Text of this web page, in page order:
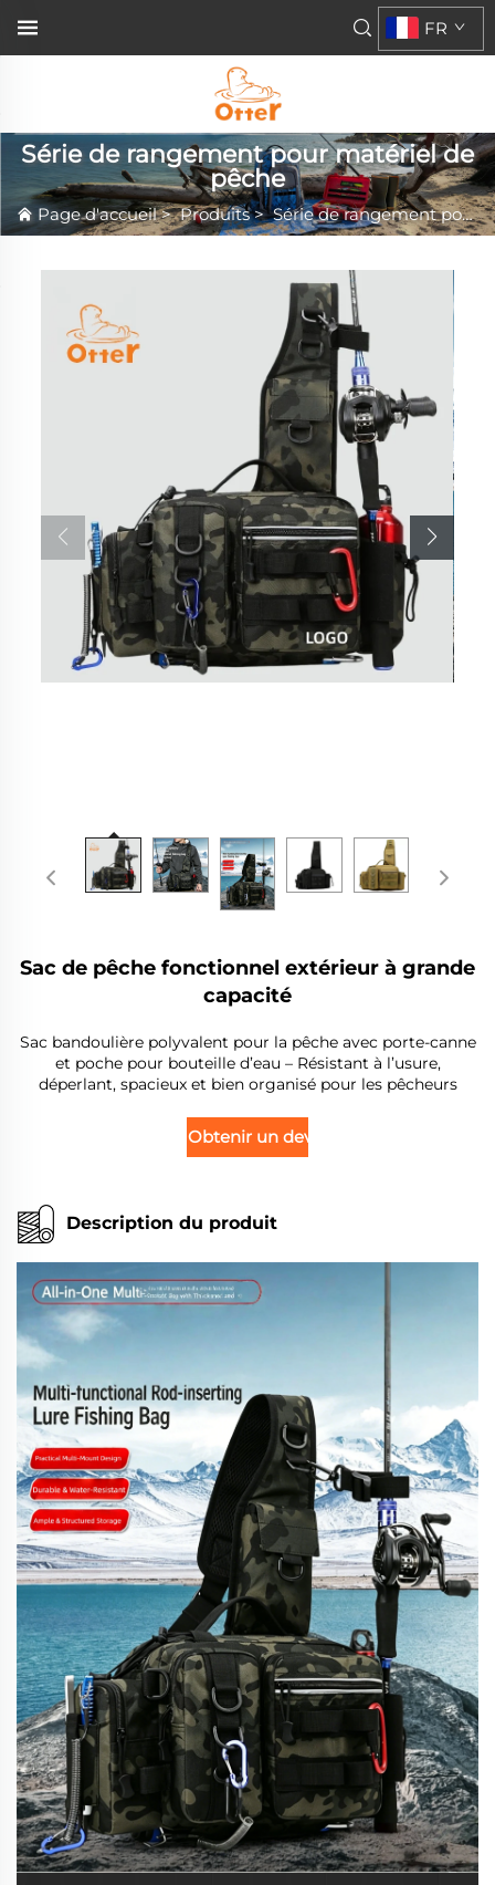
FR
Série de rangement pour matériel de
pêche
Page d'accueil>Produits>Série de rangement pour matériel de pêche
Sac de pêche fonctionnel extérieur à grande
capacité
Sac bandoulière polyvalent pour la pêche avec porte-canne
et poche pour bouteille d’eau – Résistant à l’usure,
déperlant, spacieux et bien organisé pour les pêcheurs
Obtenir un devis
Description du produit